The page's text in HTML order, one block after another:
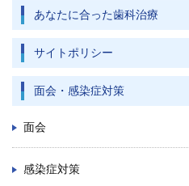
あなたに合った歯科治療
サイトポリシー
面会・感染症対策
面会
感染症対策